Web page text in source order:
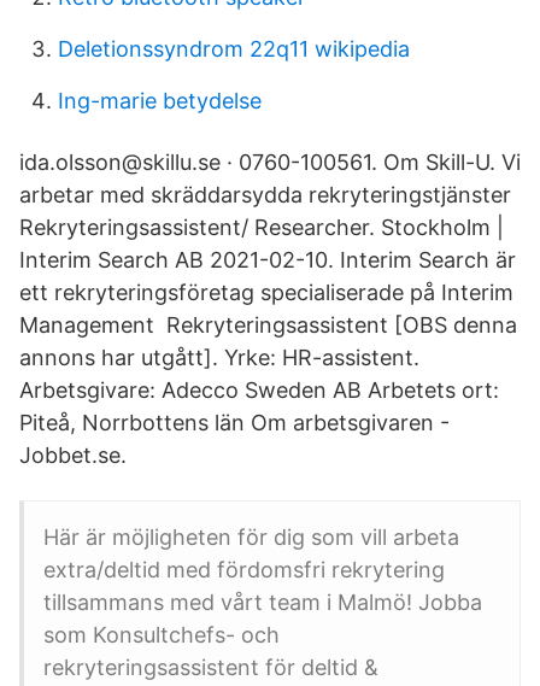
Deletionssyndrom 22q11 wikipedia
Ing-marie betydelse
ida.olsson@skillu.se · 0760-100561. Om Skill-U. Vi
arbetar med skräddarsydda rekryteringstjänster
Rekryteringsassistent/ Researcher. Stockholm |
Interim Search AB 2021-02-10. Interim Search är
ett rekryteringsföretag specialiserade på Interim
Management Rekryteringsassistent [OBS denna
annons har utgått]. Yrke: HR-assistent.
Arbetsgivare: Adecco Sweden AB Arbetets ort:
Piteå, Norrbottens län Om arbetsgivaren -
Jobbet.se.
Här är möjligheten för dig som vill arbeta
extra/deltid med fördomsfri rekrytering
tillsammans med vårt team i Malmö! Jobba
som Konsultchefs- och
rekryteringsassistent för deltid &